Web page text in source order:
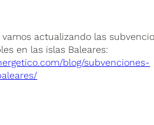
actualizando las
en las islas Baleares:
blog/subvenciones-